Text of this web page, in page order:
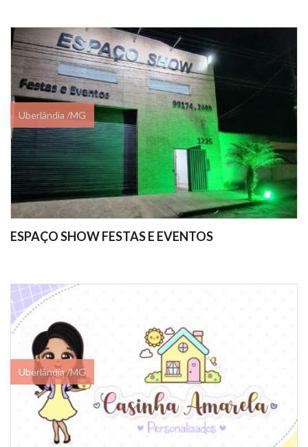
Uberlândia /MG
ESPAÇO SHOW FESTAS E EVENTOS
Uberlândia /MG